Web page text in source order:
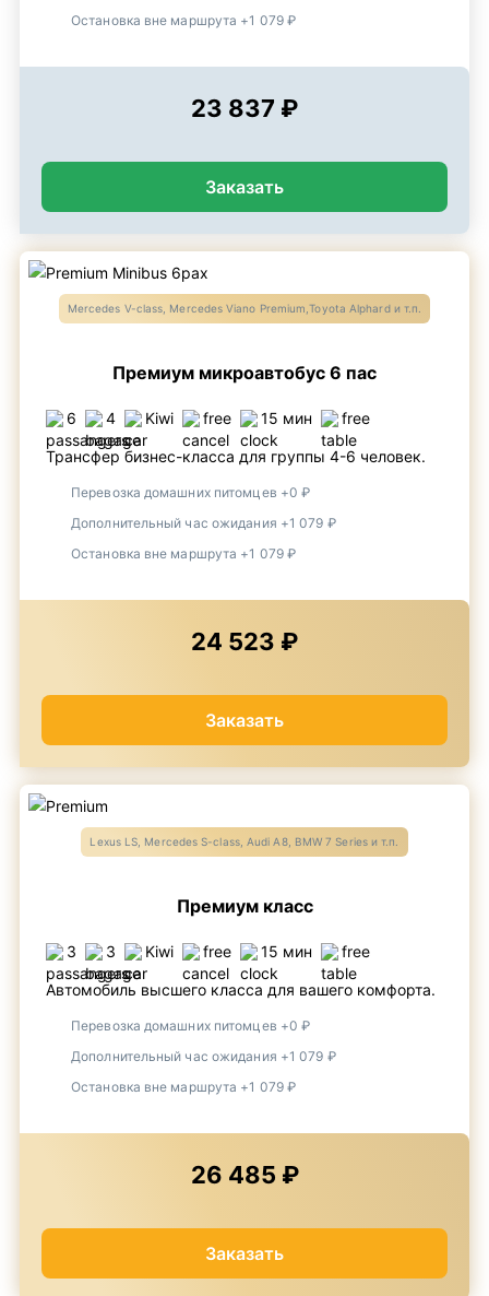
Остановка вне маршрута +1 079 ₽
23 837 ₽
Заказать
Mercedes V-class, Mercedes Viano Premium,Toyota Alphard и т.п.
Премиум микроавтобус 6 пас
6 4 Kiwi free 15 мин free
Трансфер бизнес-класса для группы 4-6 человек.
Перевозка домашних питомцев +0 ₽
Дополнительный час ожидания +1 079 ₽
Остановка вне маршрута +1 079 ₽
24 523 ₽
Заказать
Lexus LS, Mercedes S-class, Audi A8, BMW 7 Series и т.п.
Премиум класс
3 3 Kiwi free 15 мин free
Автомобиль высшего класса для вашего комфорта.
Перевозка домашних питомцев +0 ₽
Дополнительный час ожидания +1 079 ₽
Остановка вне маршрута +1 079 ₽
26 485 ₽
Заказать